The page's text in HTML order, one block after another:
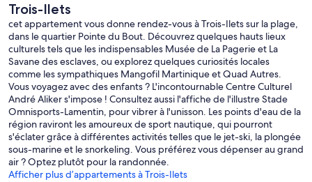
Trois-Ilets
cet appartement vous donne rendez-vous à Trois-Ilets sur la plage,
dans le quartier Pointe du Bout. Découvrez quelques hauts lieux
culturels tels que les indispensables Musée de La Pagerie et La
Savane des esclaves, ou explorez quelques curiosités locales
comme les sympathiques Mangofil Martinique et Quad Autres.
Vous voyagez avec des enfants ? L'incontournable Centre Culturel
André Aliker s'impose ! Consultez aussi l'affiche de l'illustre Stade
Omnisports-Lamentin, pour vibrer à l'unisson. Les points d'eau de la
région raviront les amoureux de sport nautique, qui pourront
s'éclater grâce à différentes activités telles que le jet-ski, la plongée
sous-marine et le snorkeling. Vous préférez vous dépenser au grand
air ? Optez plutôt pour la randonnée.
Afficher plus d’appartements à Trois-Ilets